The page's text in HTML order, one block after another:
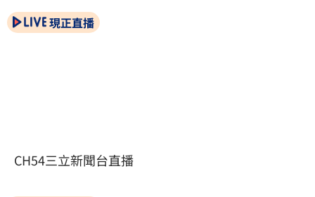
現正直播
CH54三立新聞台直播